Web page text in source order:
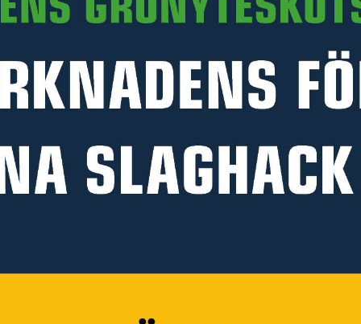
PRODUKTINFORMATION
TILLBEHÖR